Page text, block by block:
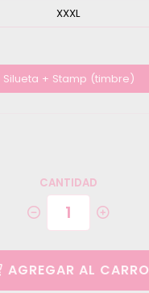
XXXL
Silueta + Stamp (timbre)
CANTIDAD
AGREGAR AL CARRO